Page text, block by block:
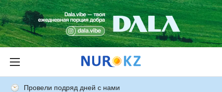
Провели подряд дней с нами